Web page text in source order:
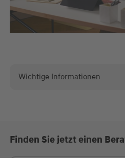
Wichtige Informationen
Finden Sie jetzt einen